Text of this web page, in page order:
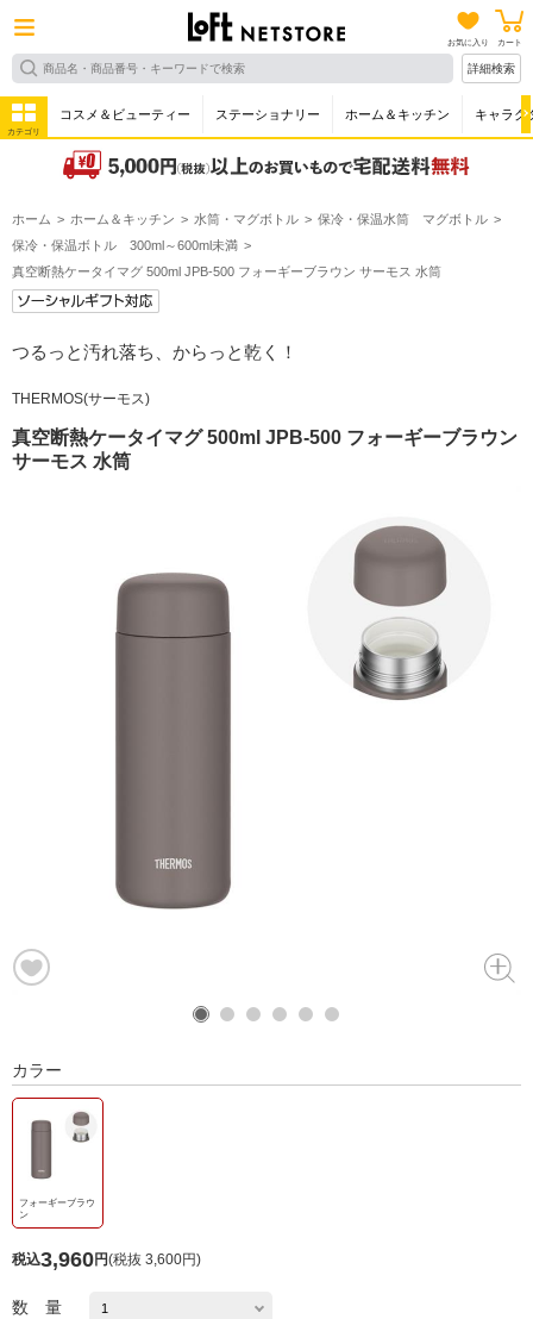
お気に入り カート
詳細検索
カテゴリ
コスメ＆ビューティー ステーショナリー ホーム＆キッチン キャラク
ホーム ホーム＆キッチン 水筒・マグボトル
保冷・保温水筒 マグボトル
保冷・保温ボトル 300ml～600ml未満
真空断熱ケータイマグ 500ml JPB-500 フォーギーブラウン サーモス 水筒
つるっと汚れ落ち、からっと乾く！
THERMOS(サーモス)
真空断熱ケータイマグ 500ml JPB-500 フォーギーブラウン
サーモス 水筒
カラー
フォーギーブラウ
ン
税込3,960円(税抜 3,600円)
数 量